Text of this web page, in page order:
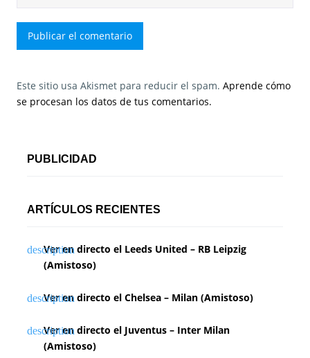
Este sitio usa Akismet para reducir el spam. Aprende cómo
se procesan los datos de tus comentarios.
PUBLICIDAD
ARTÍCULOS RECIENTES
Ver en directo el Leeds United – RB Leipzig
(Amistoso)
Ver en directo el Chelsea – Milan (Amistoso)
Ver en directo el Juventus – Inter Milan
(Amistoso)